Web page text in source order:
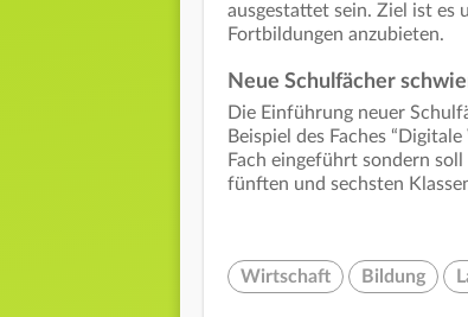
ausgestattet sein. Ziel ist es
Fortbildungen anzubieten.
Neue Schulfächer
Die Einführung neuer
Beispiel des Faches
Fach eingeführt sondern
fünften und sechsten
Wirtschaft Bildung